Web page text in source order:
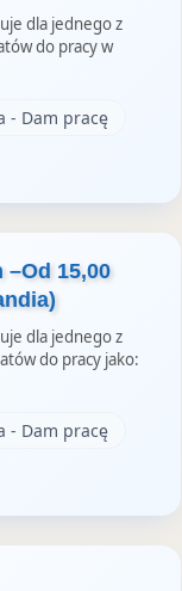
dla jednego z
do pracy w
- Dam pracę
15,00
dla jednego z
do pracy jako:
- Dam pracę